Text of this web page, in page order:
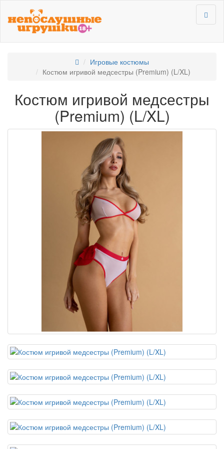
Игровые костюмы
Костюм игривой медсестры (Premium) (L/XL)
Костюм игривой медсестры
(Premium) (L/XL)